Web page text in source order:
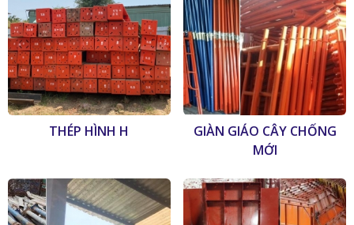
THÉP HÌNH H
GIÀN GIÁO CÂY CHỐNG
MỚI